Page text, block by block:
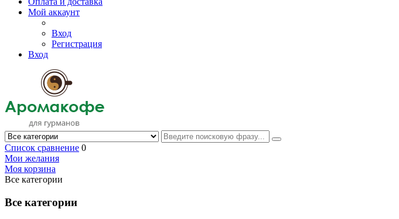
Мой аккаунт
Вход
Регистрация
Вход
Список сравнение 0
Мои желания
Моя корзина
Все категории
Все категории